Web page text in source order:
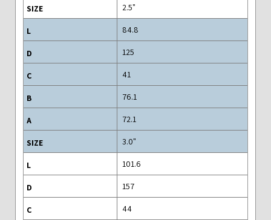
"2.5
84.8
125
41
76.1
72.1
"3.0
101.6
157
44